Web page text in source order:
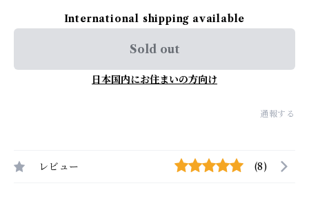
International shipping available
Sold out
日本国内にお住まいの方向け
通報する
レビュー (8)